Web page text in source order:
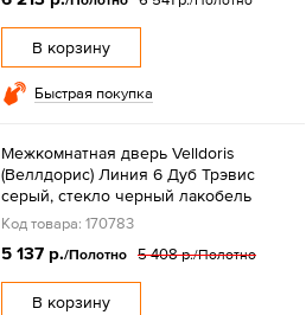
В корзину
Быстрая покупка
Межкомнатная дверь Velldoris
(Веллдорис) Линия 6 Дуб Трэвис
серый, стекло черный лакобель
Код товара: 170783
5 137 р./Полотно 5 408 р./Полотно
В корзину